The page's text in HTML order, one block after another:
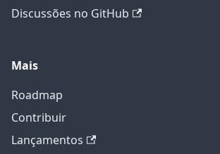
Discussões no GitHub
Mais
Roadmap
Contribuir
Lançamentos